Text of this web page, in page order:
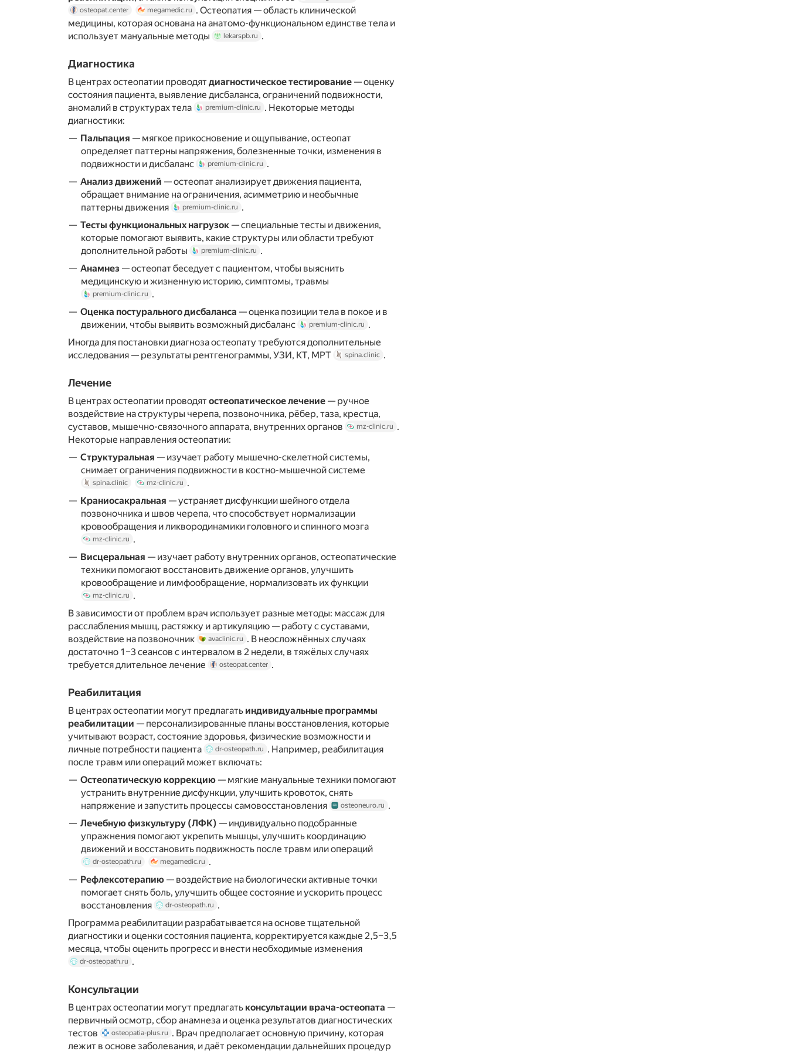
osteopat.center
megamedic.ru . Остеопатия — область клинической
медицины, которая основана на анатомо-функциональном единстве тела и
использует мануальные методы
lekarspb.ru .
Диагностика
В центрах остеопатии проводятдиагностическое тестирование — оценку
состояния пациента, выявление дисбаланса, ограничений подвижности,
аномалий в структурах тела
premium-clinic.ru . Некоторые методы
диагностики:
Пальпация — мягкое прикосновение и ощупывание, остеопат
определяет паттерны напряжения, болезненные точки, изменения в
подвижности и дисбаланс
premium-clinic.ru .
Анализ движений — остеопат анализирует движения пациента,
обращает внимание на ограничения, асимметрию и необычные
паттерны движения
premium-clinic.ru .
Тесты функциональных нагрузок — специальные тесты и движения,
которые помогают выявить, какие структуры или области требуют
дополнительной работы
premium-clinic.ru .
Анамнез — остеопат беседует с пациентом, чтобы выяснить
медицинскую и жизненную историю, симптомы, травмы
premium-clinic.ru .
Оценка постурального дисбаланса — оценка позиции тела в покое и в
движении, чтобы выявить возможный дисбаланс
premium-clinic.ru .
Иногда для постановки диагноза остеопату требуются дополнительные
исследования — результаты рентгенограммы, УЗИ, КТ, МРТ
spina.clinic .
Лечение
В центрах остеопатии проводятостеопатическое лечение — ручное
воздействие на структуры черепа, позвоночника, рёбер, таза, крестца,
суставов, мышечно-связочного аппарата, внутренних органов
mz-clinic.ru .
Некоторые направления остеопатии:
Структуральная — изучает работу мышечно-скелетной системы,
снимает ограничения подвижности в костно-мышечной системе
spina.clinic mz-clinic.ru .
Краниосакральная — устраняет дисфункции шейного отдела
позвоночника и швов черепа, что способствует нормализации
кровообращения и ликвородинамики головного и спинного мозга
mz-clinic.ru .
Висцеральная — изучает работу внутренних органов, остеопатические
техники помогают восстановить движение органов, улучшить
кровообращение и лимфообращение, нормализовать их функции
mz-clinic.ru .
В зависимости от проблем врач использует разные методы: массаж для
расслабления мышц, растяжку и артикуляцию — работу с суставами,
воздействие на позвоночник
avaclinic.ru . В неосложнённых случаях
достаточно 1–3 сеансов с интервалом в 2 недели, в тяжёлых случаях
требуется длительное лечение
osteopat.center .
Реабилитация
В центрах остеопатии могут предлагать индивидуальные программы
реабилитации — персонализированные планы восстановления, которые
учитывают возраст, состояние здоровья, физические возможности и
личные потребности пациента
dr-osteopath.ru . Например, реабилитация
после травм или операций может включать:
Остеопатическую коррекцию — мягкие мануальные техники помогают
устранить внутренние дисфункции, улучшить кровоток, снять
напряжение и запустить процессы самовосстановления
osteoneuro.ru .
Лечебную физкультуру (ЛФК) — индивидуально подобранные
упражнения помогают укрепить мышцы, улучшить координацию
движений и восстановить подвижность после травм или операций
dr-osteopath.ru megamedic.ru .
Рефлексотерапию — воздействие на биологически активные точки
помогает снять боль, улучшить общее состояние и ускорить процесс
восстановления
dr-osteopath.ru .
Программа реабилитации разрабатывается на основе тщательной
диагностики и оценки состояния пациента, корректируется каждые 2,5–3,5
месяца, чтобы оценить прогресс и внести необходимые изменения
dr-osteopath.ru .
Консультации
В центрах остеопатии могут предлагать консультации врача-остеопата —
первичный осмотр, сбор анамнеза и оценка результатов диагностических
тестов
osteopatia-plus.ru . Врач предполагает основную причину, которая
лежит в основе заболевания, и даёт рекомендации дальнейших процедур